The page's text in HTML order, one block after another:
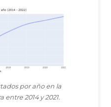
por año en la
entre 2014 y 2021.